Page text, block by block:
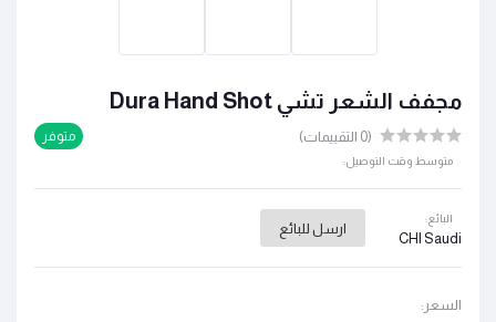
مجفف الشعر تشي Dura Hand Shot
(0 التقييمات) متوفر
متوسط وقت التوصيل:
البائع:
CHI Saudi
ارسل للبائع
السعر: